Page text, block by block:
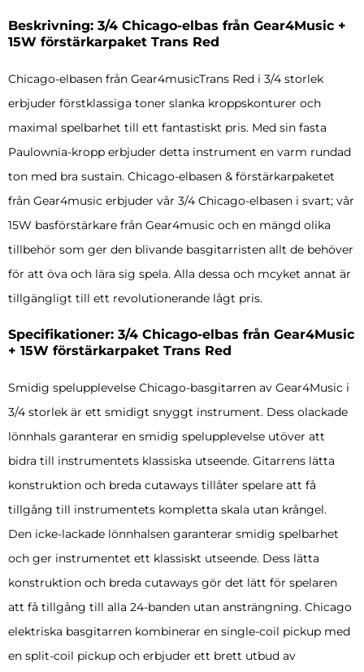
Beskrivning: 3/4 Chicago-elbas från Gear4Music +
15W förstärkarpaket Trans Red
Chicago-elbasen från Gear4musicTrans Red i 3/4 storlek
erbjuder förstklassiga toner slanka kroppskonturer och
maximal spelbarhet till ett fantastiskt pris. Med sin fasta
Paulownia-kropp erbjuder detta instrument en varm rundad
ton med bra sustain. Chicago-elbasen & förstärkarpaketet
från Gear4music erbjuder vår 3/4 Chicago-elbasen i svart; vår
15W basförstärkare från Gear4music och en mängd olika
tillbehör som ger den blivande basgitarristen allt de behöver
för att öva och lära sig spela. Alla dessa och mcyket annat är
tillgängligt till ett revolutionerande lågt pris.
Specifikationer: 3/4 Chicago-elbas från Gear4Music
+ 15W förstärkarpaket Trans Red
Smidig spelupplevelse Chicago-basgitarren av Gear4Music i
3/4 storlek är ett smidigt snyggt instrument. Dess olackade
lönnhals garanterar en smidig spelupplevelse utöver att
bidra till instrumentets klassiska utseende. Gitarrens lätta
konstruktion och breda cutaways tillåter spelare att få
tillgång till instrumentets kompletta skala utan krångel.
Den icke-lackade lönnhalsen garanterar smidig spelbarhet
och ger instrumentet ett klassiskt utseende. Dess lätta
konstruktion och breda cutaways gör det lätt för spelaren
att få tillgång till alla 24-banden utan ansträngning. Chicago
elektriska basgitarren kombinerar en single-coil pickup med
en split-coil pickup och erbjuder ett brett utbud av